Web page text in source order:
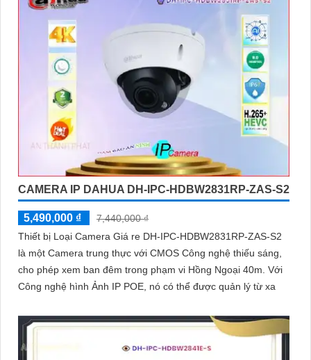
CAMERA IP DAHUA DH-IPC-HDBW2831RP-ZAS-S2
5,490,000 ₫
7,440,000 ₫
Thiết bị Loại Camera Giá re DH-IPC-HDBW2831RP-ZAS-S2
là một Camera trung thực với CMOS Công nghệ thiếu sáng,
cho phép xem ban đêm trong phạm vi Hồng Ngoại 40m. Với
Công nghệ hình Ảnh IP POE, nó có thể được quản lý từ xa